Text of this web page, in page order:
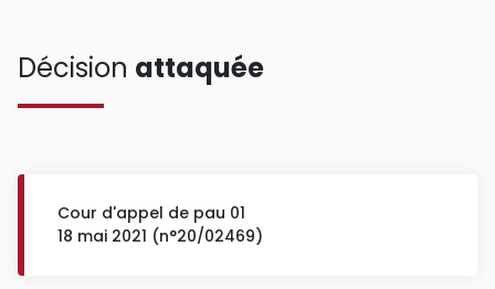
Décision attaquée
Cour d'appel de pau 01
18 mai 2021 (n°20/02469)